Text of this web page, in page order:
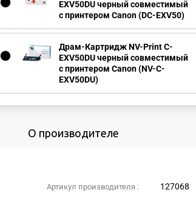
EXV50DU черный совместимый
с принтером Canon (DC-EXV50)
Драм-Картридж NV-Print C-
EXV50DU черный совместимый
с принтером Canon (NV-C-
EXV50DU)
О производителе
Артикул производителя : 127068